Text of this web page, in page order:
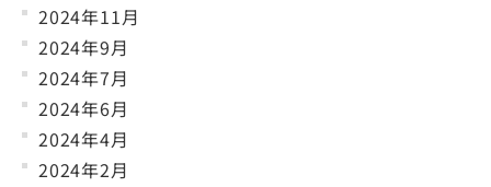
2024年11月
2024年9月
2024年7月
2024年6月
2024年4月
2024年2月